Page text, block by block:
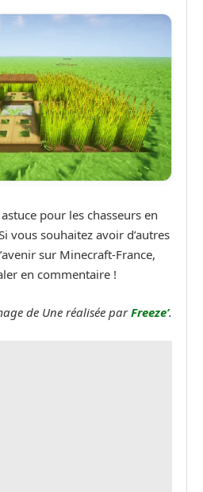
pour les chasseurs en
vous souhaitez avoir d’autres
sur Minecraft-France,
en commentaire !
de Une réalisée parFreeze’.